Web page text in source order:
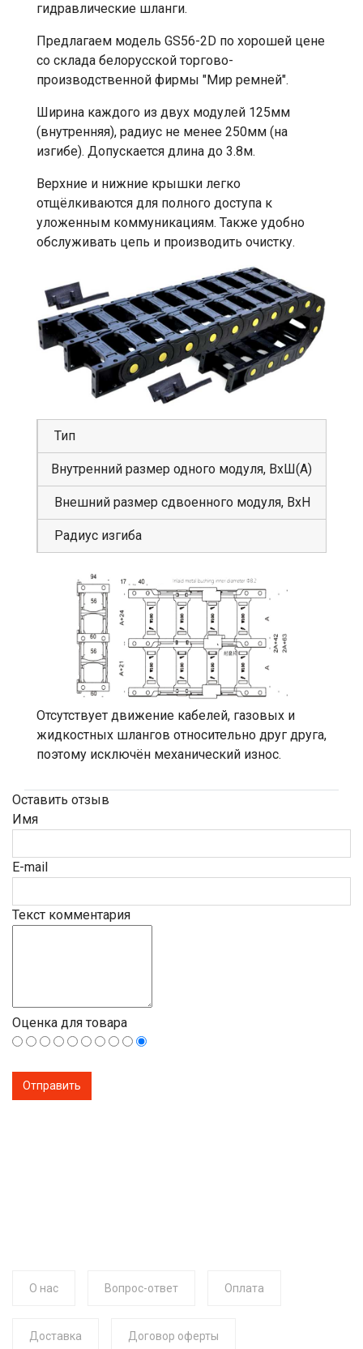
гидравлические шланги.
Предлагаем модель GS56-2D по хорошей цене
со склада белорусской торгово-
производственной фирмы "Мир ремней".
Ширина каждого из двух модулей 125мм
(внутренняя), радиус не менее 250мм (на
изгибе). Допускается длина до 3.8м.
Верхние и нижние крышки легко
отщёлкиваются для полного доступа к
уложенным коммуникациям. Также удобно
обслуживать цепь и производить очистку.
Тип
Внутренний размер одного модуля, ВхШ(А)
Внешний размер сдвоенного модуля, ВхН
Радиус изгиба
Отсутствует движение кабелей, газовых и
жидкостных шлангов относительно друг друга,
поэтому исключён механический износ.
Оставить отзыв
Имя
E-mail
Текст комментария
Оценка для товара
О нас Вопрос-ответ Оплата
Доставка Договор оферты